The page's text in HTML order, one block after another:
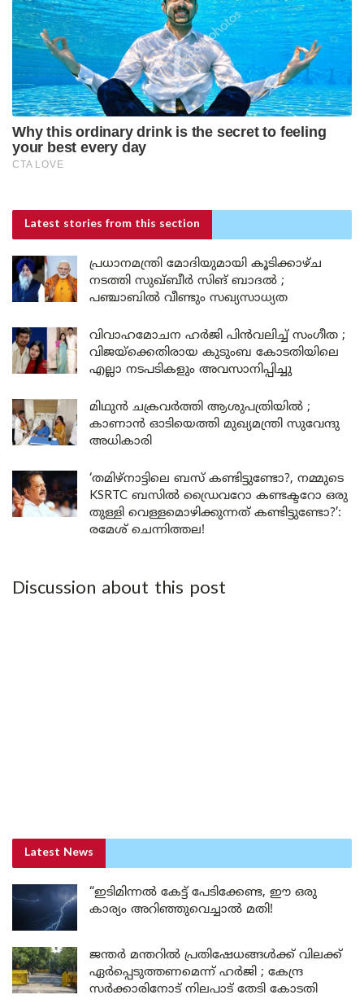
Latest stories from this section
പ്രധാനമന്ത്രി മോദിയുമായി കൂടിക്കാഴ്ച
നടത്തി സുഖ്ബീർ സിങ് ബാദൽ ;
പഞ്ചാബിൽ വീണ്ടും സഖ്യസാധ്യത
വിവാഹമോചന ഹർജി പിൻവലിച്ച് സംഗീത ;
വിജയ്ക്കെതിരായ കുടുംബ കോടതിയിലെ
എല്ലാ നടപടികളും അവസാനിപ്പിച്ചു
മിഥുൻ ചക്രവർത്തി ആശുപത്രിയിൽ ;
കാണാൻ ഓടിയെത്തി മുഖ്യമന്ത്രി സുവേന്ദു
അധികാരി
‘തമിഴ്‌നാട്ടിലെ ബസ് കണ്ടിട്ടുണ്ടോ?, നമ്മുടെ
KSRTC ബസിൽ ഡ്രൈവറോ കണ്ടക്ടറോ ഒരു
തുള്ളി വെള്ളമൊഴിക്കുന്നത് കണ്ടിട്ടുണ്ടോ?’:
രമേശ് ചെന്നിത്തല!
Discussion about this post
Latest News
“ഇടിമിന്നൽ കേട്ട് പേടിക്കേണ്ട, ഈ ഒരു
കാര്യം അറിഞ്ഞുവെച്ചാൽ മതി!
ജന്തർ മന്തറിൽ പ്രതിഷേധങ്ങൾക്ക് വിലക്ക്
ഏർപ്പെടുത്തണമെന്ന് ഹർജി ; കേന്ദ്ര
സർക്കാരിനോട് നിലപാട് തേടി കോടതി